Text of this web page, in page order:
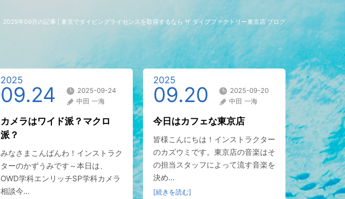
2025年09月の記事 | 東京でダイビングライセンスを取得するなら ザ ダイブファクトリー東京店 ブログ
2025
09.24
2025-09-24
中田 一海
カメラはワイド派？マクロ
派？
みなさまこんばんわ！インストラク
ターのかずうみです～本日は、
OWD学科エンリッチSP学科カメラ
相談今...
2025
09.20
2025-09-20
中田 一海
今日はカフェな東京店
皆様こんにちは！インストラクター
のカズウミです。東京店の音楽はそ
の担当スタッフによって流す音楽を
決め...
[続きを読む]